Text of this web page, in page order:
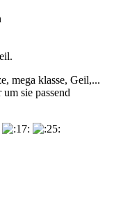
mega klasse, Geil,...
sie passend